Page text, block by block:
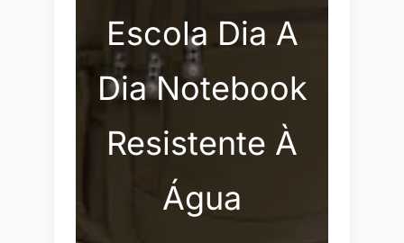
Escola Dia A
Dia Notebook
Resistente À
Água